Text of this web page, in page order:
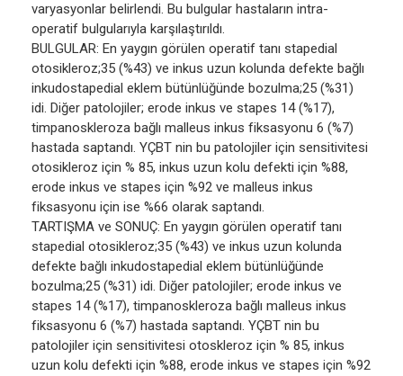
varyasyonlar belirlendi. Bu bulgular hastaların intra-
operatif bulgularıyla karşılaştırıldı.
BULGULAR: En yaygın görülen operatif tanı stapedial
otosikleroz;35 (%43) ve inkus uzun kolunda defekte bağlı
inkudostapedial eklem bütünlüğünde bozulma;25 (%31)
idi. Diğer patolojiler; erode inkus ve stapes 14 (%17),
timpanoskleroza bağlı malleus inkus fiksasyonu 6 (%7)
hastada saptandı. YÇBT nin bu patolojiler için sensitivitesi
otosikleroz için % 85, inkus uzun kolu defekti için %88,
erode inkus ve stapes için %92 ve malleus inkus
fiksasyonu için ise %66 olarak saptandı.
TARTIŞMA ve SONUÇ: En yaygın görülen operatif tanı
stapedial otosikleroz;35 (%43) ve inkus uzun kolunda
defekte bağlı inkudostapedial eklem bütünlüğünde
bozulma;25 (%31) idi. Diğer patolojiler; erode inkus ve
stapes 14 (%17), timpanoskleroza bağlı malleus inkus
fiksasyonu 6 (%7) hastada saptandı. YÇBT nin bu
patolojiler için sensitivitesi otoskleroz için % 85, inkus
uzun kolu defekti için %88, erode inkus ve stapes için %92